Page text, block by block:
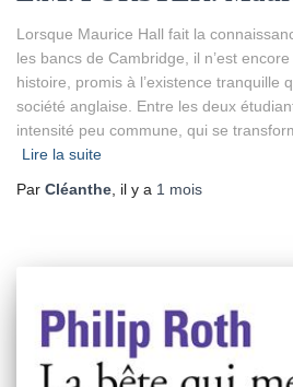
Lorsque Maurice Hall fait la
les bancs de Cambridge, il n’est
histoire, promis à l’existence tranquille
société anglaise. Entre les deux
intensité peu commune, qui se
Lire la suite
Par Cléanthe , il y a 1 mois